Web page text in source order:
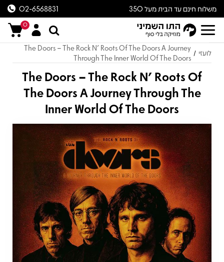
משלוח חינם עד הבית מעל 350
ש״ח
02-6568831
0
לועזי /
The Doors – The Rock N' Roots Of The Doors A Journey
Through The Inner World Of The Doors
The Doors – The Rock N' Roots Of
The Doors A Journey Through The
Inner World Of The Doors